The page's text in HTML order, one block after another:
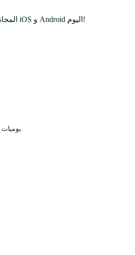
احصل على الوصول إلى مذكراتك أينما كنت - قم بتحميل تطبيق Journey المجاني لجميع أجهزتك iOS و Android اليوم!